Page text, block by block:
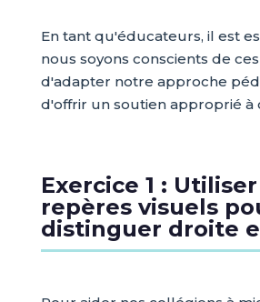
En tant qu'éducateurs, il est
nous soyons conscients de
d'adapter notre approche
d'offrir un soutien approprié à
Exercice 1 :
repères visuels
distinguer droite